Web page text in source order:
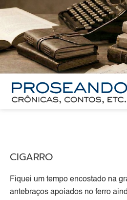
CIGARRO
Fiquei um tempo encostado na
antebraços apoiados no ferro